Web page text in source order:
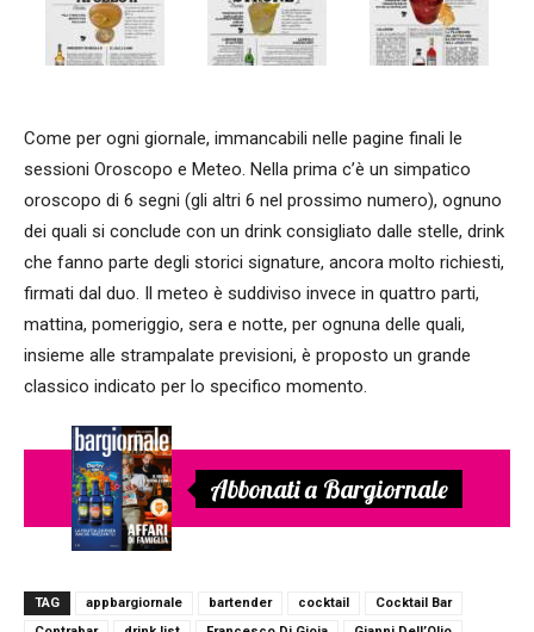
Come per ogni giornale, immancabili nelle pagine finali le
sessioni Oroscopo e Meteo. Nella prima c’è un simpatico
oroscopo di 6 segni (gli altri 6 nel prossimo numero), ognuno
dei quali si conclude con un drink consigliato dalle stelle, drink
che fanno parte degli storici signature, ancora molto richiesti,
firmati dal duo. Il meteo è suddiviso invece in quattro parti,
mattina, pomeriggio, sera e notte, per ognuna delle quali,
insieme alle strampalate previsioni, è proposto un grande
classico indicato per lo specifico momento.
Abbonati a Bargiornale
TAG appbargiornale bartender cocktail
Cocktail Bar